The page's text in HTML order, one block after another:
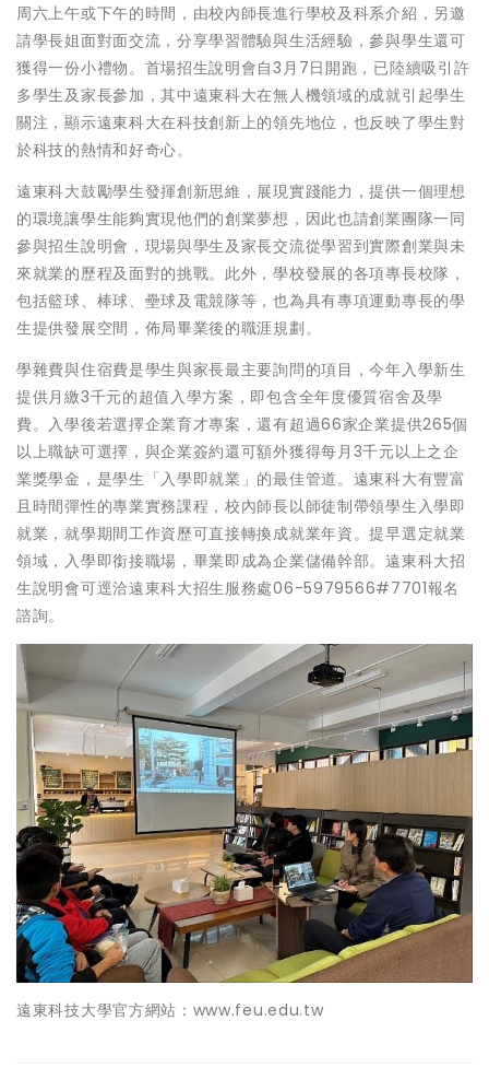
周六上午或下午的時間，由校內師長進行學校及科系介紹，另邀
請學長姐面對面交流，分享學習體驗與生活經驗，參與學生還可
獲得一份小禮物。首場招生說明會自3月7日開跑，已陸續吸引許
多學生及家長參加，其中遠東科大在無人機領域的成就引起學生
關注，顯示遠東科大在科技創新上的領先地位，也反映了學生對
於科技的熱情和好奇心。
遠東科大鼓勵學生發揮創新思維，展現實踐能力，提供一個理想
的環境讓學生能夠實現他們的創業夢想，因此也請創業團隊一同
參與招生說明會，現場與學生及家長交流從學習到實際創業與未
來就業的歷程及面對的挑戰。此外，學校發展的各項專長校隊，
包括籃球、棒球、壘球及電競隊等，也為具有專項運動專長的學
生提供發展空間，佈局畢業後的職涯規劃。
學雜費與住宿費是學生與家長最主要詢問的項目，今年入學新生
提供月繳3千元的超值入學方案，即包含全年度優質宿舍及學
費。入學後若選擇企業育才專案，還有超過66家企業提供265個
以上職缺可選擇，與企業簽約還可額外獲得每月3千元以上之企
業獎學金，是學生「入學即就業」的最佳管道。遠東科大有豐富
且時間彈性的專業實務課程，校內師長以師徒制帶領學生入學即
就業，就學期間工作資歷可直接轉換成就業年資。提早選定就業
領域，入學即銜接職場，畢業即成為企業儲備幹部。遠東科大招
生說明會可逕洽遠東科大招生服務處06-5979566#7701報名
諮詢。
遠東科技大學官方網站：www.feu.edu.tw